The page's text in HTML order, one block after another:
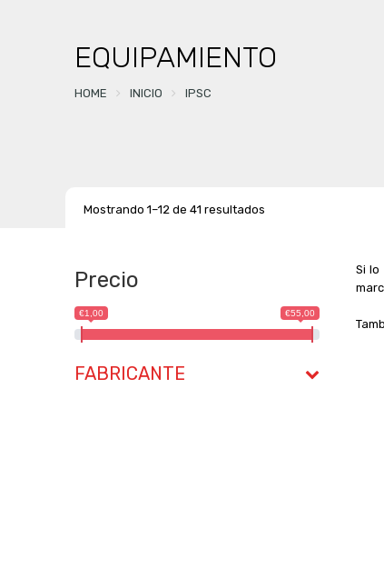
EQUIPAMIENTO
HOME INICIO IPSC
Mostrando 1–12 de 41 resultados
Si lo
Precio
€1,00 €55,00
FABRICANTE